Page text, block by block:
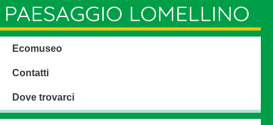
Ecomuseo
Contatti
Dove trovarci